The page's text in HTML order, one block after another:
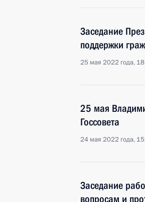
Заседание
поддержки
25 мая 2022 года,
25 мая
Госсовета
24 мая 2022 года,
Заседание
вопросам и